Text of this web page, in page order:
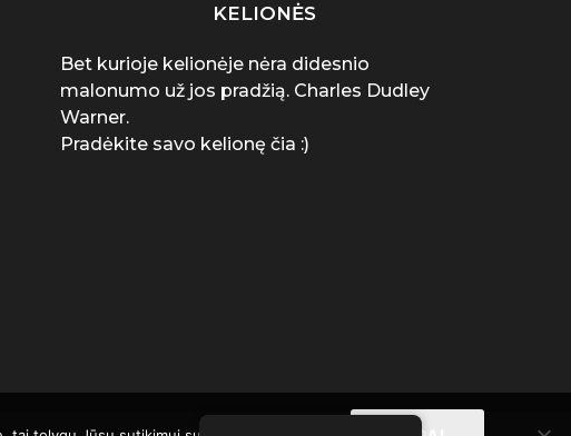
KELIONĖS
Bet kurioje kelionėje nėra didesnio
malonumo už jos pradžią. Charles Dudley
Warner.
Pradėkite savo kelionę čia :)